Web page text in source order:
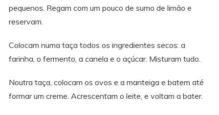
pequenos. Regam com um pouco de sumo de limão e
reservam.
Colocam numa taça todos os ingredientes secos: a
farinha, o fermento, a canela e o açúcar. Misturam tudo.
Noutra taça, colocam os ovos e a manteiga e batem até
formar um creme. Acrescentam o leite, e voltam a bater.